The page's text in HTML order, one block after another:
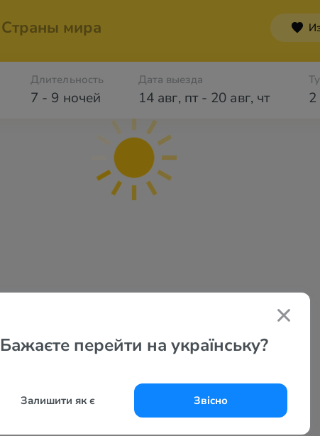
Страны мира
7 - 9 ночей
Длительность Дата выезда
14 авг, пт- 20 авг, чт
Бажаєте перейти на українську?
Залишити як є Звісно